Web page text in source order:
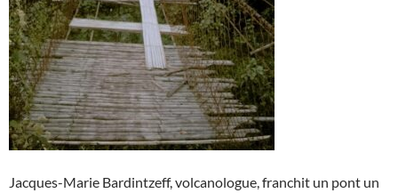
Jacques-Marie Bardintzeff, volcanologue, franchit un pont un